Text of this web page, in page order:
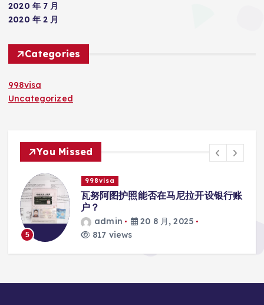
2020 年 7 月
2020 年 2 月
Categories
998visa
Uncategorized
You Missed
5
998visa
瓦努阿图护照能否在马尼拉开设银行账
户？
admin
20 8 月, 2025
817 views